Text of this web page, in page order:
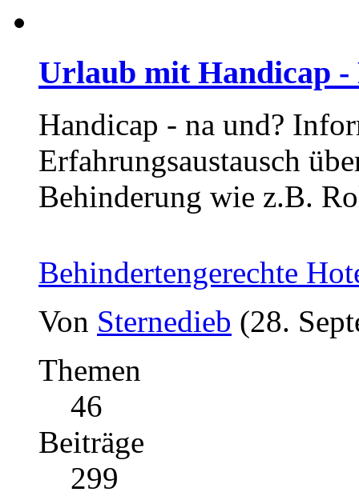
Urlaub mit Handicap -
Handicap - na und?
Erfahrungsaustausch
Behinderung wie z.B.
Behindertengerechte
Von Sternedieb (28.
Themen
46
Beiträge
299